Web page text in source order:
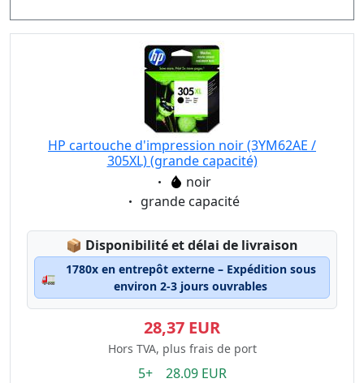
HP cartouche d'impression noir (3YM62AE /
305XL) (grande capacité)
Eigenschaft:
noir
Eigenschaft:
grande capacité
📦 Lagerstatus:
Disponibilité et délai de livraison
🚛
1780x en entrepôt externe – Expédition sous
environ 2-3 jours ouvrables
28,37 EUR
Hors TVA, plus frais de port
5+ 28.09 EUR